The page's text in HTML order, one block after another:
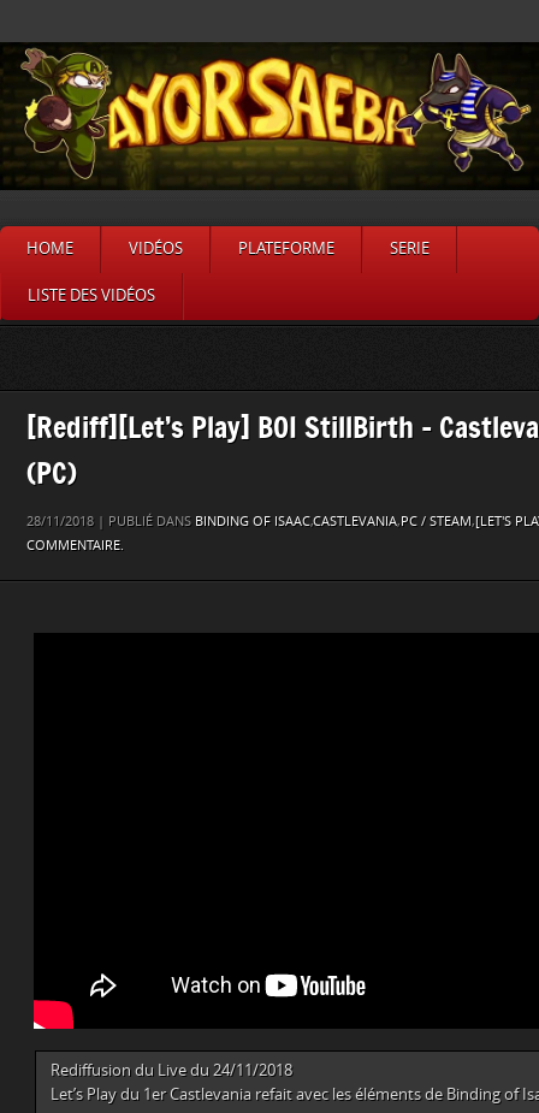
HOME VIDÉOS PLATEFORME SERIE
LISTE DES VIDÉOS
[Rediff][Let’s Play] BOI StillBirth –
(PC)
28/11/2018 | PUBLIÉ DANS BINDING OF ISAAC,CASTLEVANIA,PC / STEAM,[LET'S
COMMENTAIRE.
Rediffusion du Live du 24/11/2018
Let’s Play du 1er Castlevania refait avec les éléments de Binding of